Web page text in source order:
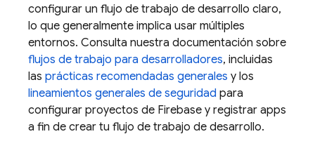
configurar un flujo de trabajo de desarrollo claro,
lo que generalmente implica usar múltiples
entornos. Consulta nuestra documentación sobre
flujos de trabajo para desarrolladores, incluidas
las prácticas recomendadas generales y los
lineamientos generales de seguridad para
configurar proyectos de Firebase y registrar apps
a fin de crear tu flujo de trabajo de desarrollo.